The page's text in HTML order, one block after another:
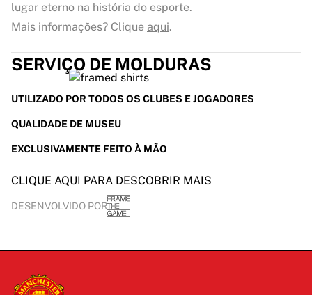
lugar eterno na história do esporte.
Mais informações? Clique aqui.
SERVIÇO DE MOLDURAS
UTILIZADO POR TODOS OS CLUBES E JOGADORES
QUALIDADE DE MUSEU
EXCLUSIVAMENTE FEITO À MÃO
CLIQUE AQUI PARA DESCOBRIR MAIS
DESENVOLVIDO POR